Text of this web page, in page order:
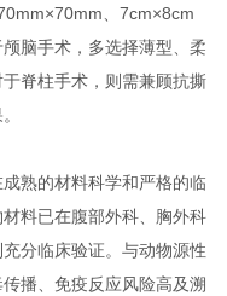
、7cm×8cm
脑手术，多选择薄型、柔
脊柱手术，则需兼顾抗撕
熟的材料科学和严格的临
料已在腹部外科、胸外科
分临床验证。与动物源性
播、免疫反应风险高及溯